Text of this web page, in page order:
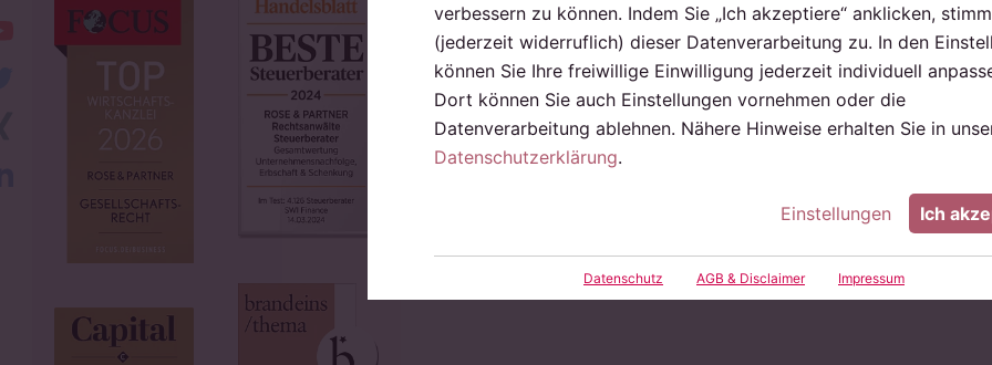
YouTube
LinkedIn
verbessern zu können. Indem Sie „Ich akzeptiere“ anklicken,
(jederzeit widerruflich) dieser Datenverarbeitung zu. In den
können Sie Ihre freiwillige Einwilligung jederzeit individuell
Dort können Sie auch Einstellungen vornehmen oder die
Datenverarbeitung ablehnen. Nähere Hinweise erhalten Sie in
Datenschutzerklärung.
Einstellungen Ich
Datenschutz AGB & Disclaimer Impressum